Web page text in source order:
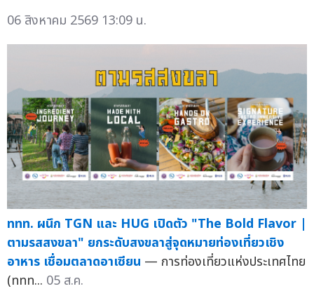
06 สิงหาคม 2569 13:09 น.
ททท. ผนึก TGN และ HUG เปิดตัว "The Bold Flavor |
ตามรสสงขลา" ยกระดับสงขลาสู่จุดหมายท่องเที่ยวเชิง
อาหาร เชื่อมตลาดอาเซียน — การท่องเที่ยวแห่งประเทศไทย
(ททท... 05 ส.ค.